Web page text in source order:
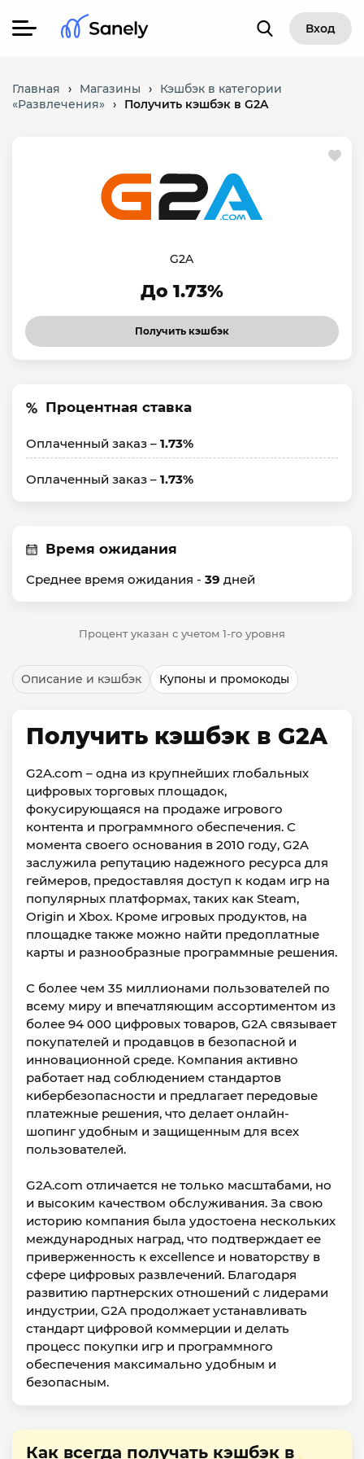
Вход
Главная › Магазины ›
Кэшбэк в категории
«Развлечения» › Получить кэшбэк в G2A
G2A
До 1.73%
Получить кэшбэк
Процентная ставка
Оплаченный заказ – 1.73%
Оплаченный заказ – 1.73%
Время ожидания
Среднее время ожидания - 39 дней
Процент указан с учетом 1-го уровня
Описание и кэшбэк Купоны и промокоды
Получить кэшбэк в G2A
G2A.com – одна из крупнейших глобальных
цифровых торговых площадок,
фокусирующаяся на продаже игрового
контента и программного обеспечения. С
момента своего основания в 2010 году, G2A
заслужила репутацию надежного ресурса для
геймеров, предоставляя доступ к кодам игр на
популярных платформах, таких как Steam,
Origin и Xbox. Кроме игровых продуктов, на
площадке также можно найти предоплатные
карты и разнообразные программные решения.
С более чем 35 миллионами пользователей по
всему миру и впечатляющим ассортиментом из
более 94 000 цифровых товаров, G2A связывает
покупателей и продавцов в безопасной и
инновационной среде. Компания активно
работает над соблюдением стандартов
кибербезопасности и предлагает передовые
платежные решения, что делает онлайн-
шопинг удобным и защищенным для всех
пользователей.
G2A.com отличается не только масштабами, но
и высоким качеством обслуживания. За свою
историю компания была удостоена нескольких
международных наград, что подтверждает ее
приверженность к excellence и новаторству в
сфере цифровых развлечений. Благодаря
развитию партнерских отношений с лидерами
индустрии, G2A продолжает устанавливать
стандарт цифровой коммерции и делать
процесс покупки игр и программного
обеспечения максимально удобным и
безопасным.
Как всегда получать кэшбэк в